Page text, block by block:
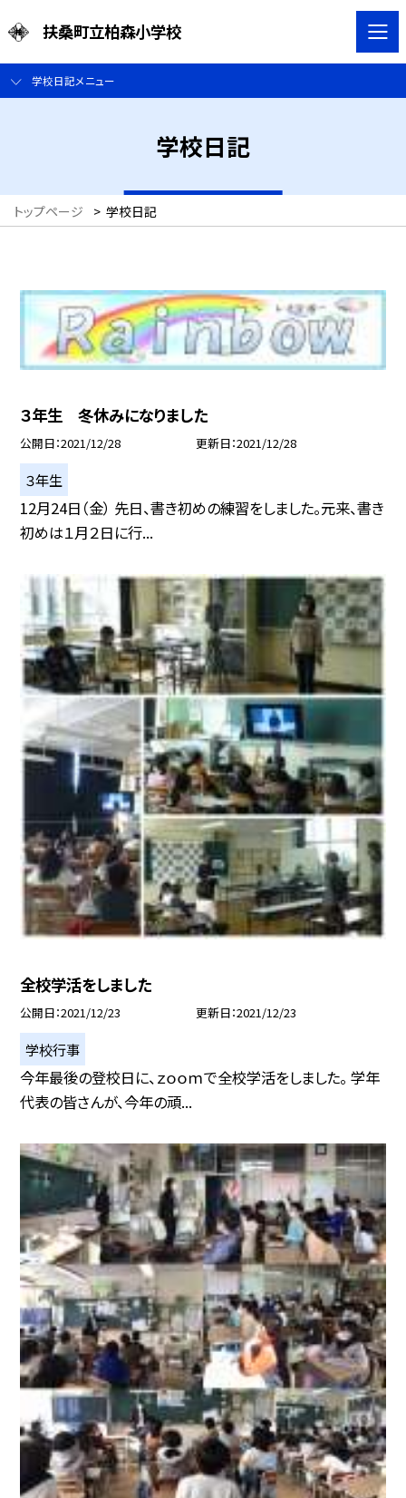
扶桑町立柏森小学校
学校日記メニュー
学校日記
トップページ > 学校日記
３年生 冬休みになりました
公開日 2021/12/28 更新日 2021/12/28
３年生
12月24日（金） 先日、書き初めの練習をしました。元来、書き
初めは１月２日に行...
全校学活をしました
公開日 2021/12/23 更新日 2021/12/23
学校行事
今年最後の登校日に、ｚｏｏｍで全校学活をしました。 学年
代表の皆さんが、今年の頑...